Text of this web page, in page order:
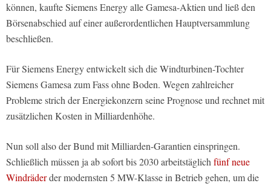
können, kaufte Siemens Energy alle Gamesa-Aktien und ließ den
Börsenabschied auf einer außerordentlichen Hauptversammlung
beschließen.
Für Siemens Energy entwickelt sich die Windturbinen-Tochter
Siemens Gamesa zum Fass ohne Boden. Wegen zahlreicher
Probleme strich der Energiekonzern seine Prognose und rechnet mit
zusätzlichen Kosten in Milliardenhöhe.
Nun soll also der Bund mit Milliarden-Garantien einspringen.
Schließlich müssen ja ab sofort bis 2030 arbeitstäglichfünf neue
Windräderder modernsten 5 MW-Klasse in Betrieb gehen, um die